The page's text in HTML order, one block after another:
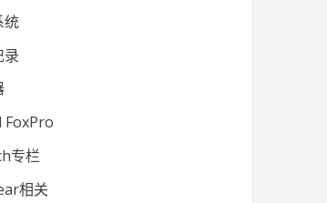
统
录
FoxPro
专栏
相关